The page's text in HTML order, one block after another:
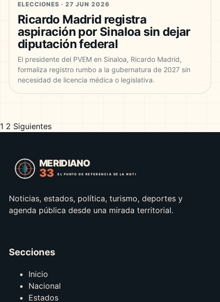
ELECCIONES · 27 JUN 2026
Ricardo Madrid registra
aspiración por Sinaloa sin dejar
diputación federal
El presidente del PVEM en Sinaloa, Ricardo Madrid,
formaliza registro rumbo a la gubernatura de 2027 sin
necesidad de licencia médica o legislativa.
Paginación
entradas
1 2 Siguientes
Noticias, estados, política, turismo, deportes y
agenda pública desde una mirada territorial.
Secciones
Inicio
Nacional
Estados